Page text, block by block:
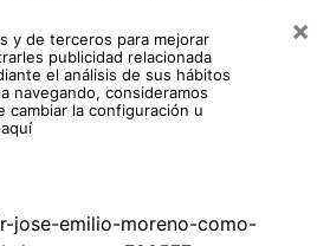
y de terceros para mejorar
publicidad relacionada
el análisis de sus hábitos
navegando, consideramos
cambiar la configuración u
×
jose-emilio-moreno-como-